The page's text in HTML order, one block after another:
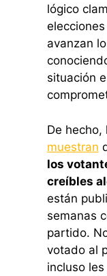
lógico
avanzan
situación
De hecho,
muestran
los
creíbles
están
semanas
partido.
votado al
incluso